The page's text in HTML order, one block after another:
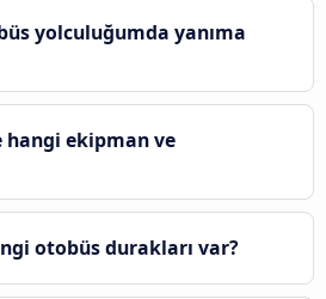
yolculuğumda yanıma
hangi ekipman ve
otobüs durakları var?